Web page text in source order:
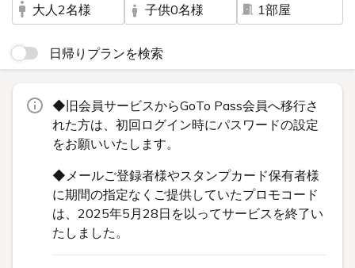
大人2名様
子供0名様
1部屋
日帰りプランを検索
◆旧会員サービスからGoTo Pass会員へ移行さ
れた方は、初回ログイン時にパスワードの設定
をお願いいたします。
◆メールご登録者様やスタンプカード保有者様
に期間の指定なくご提供していたプロモコード
は、2025年5月28日を以ってサービスを終了い
たしました。